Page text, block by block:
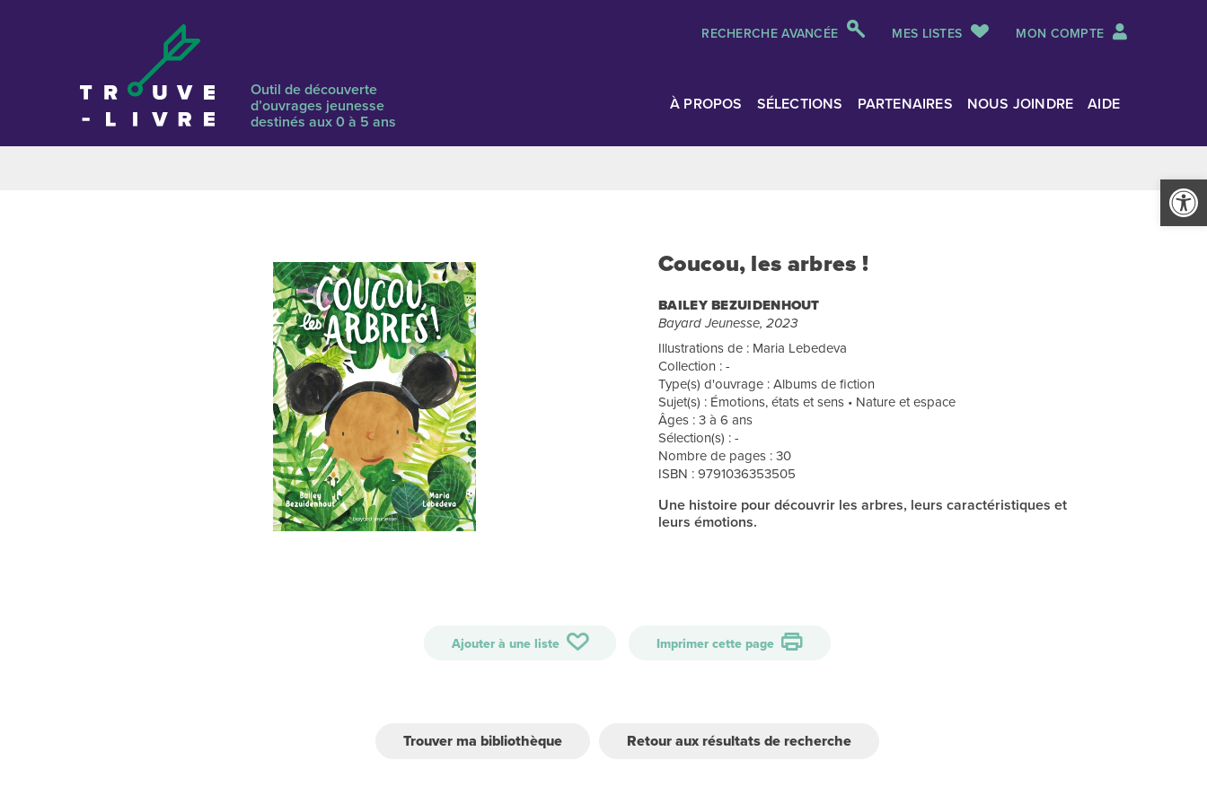
Ouvrir
RECHERCHE AVANCÉE MES LISTES MON COMPTE
Outil de découverte
d’ouvrages jeunesse
destinés aux 0 à 5 ans
À PROPOS SÉLECTIONS PARTENAIRES NOUS JOINDRE AIDE
Coucou, les arbres !
BAILEY BEZUIDENHOUT
Bayard Jeunesse, 2023
Illustrations de : Maria Lebedeva
Collection : -
Type(s) d'ouvrage : Albums de fiction
Sujet(s) : Émotions, états et sens • Nature et espace
Âges : 3 à 6 ans
Sélection(s) : -
Nombre de pages : 30
ISBN : 9791036353505
Une histoire pour découvrir les arbres, leurs caractéristiques et
leurs émotions.
Ajouter à une liste Imprimer cette page
Trouver ma bibliothèque Retour aux résultats de recherche